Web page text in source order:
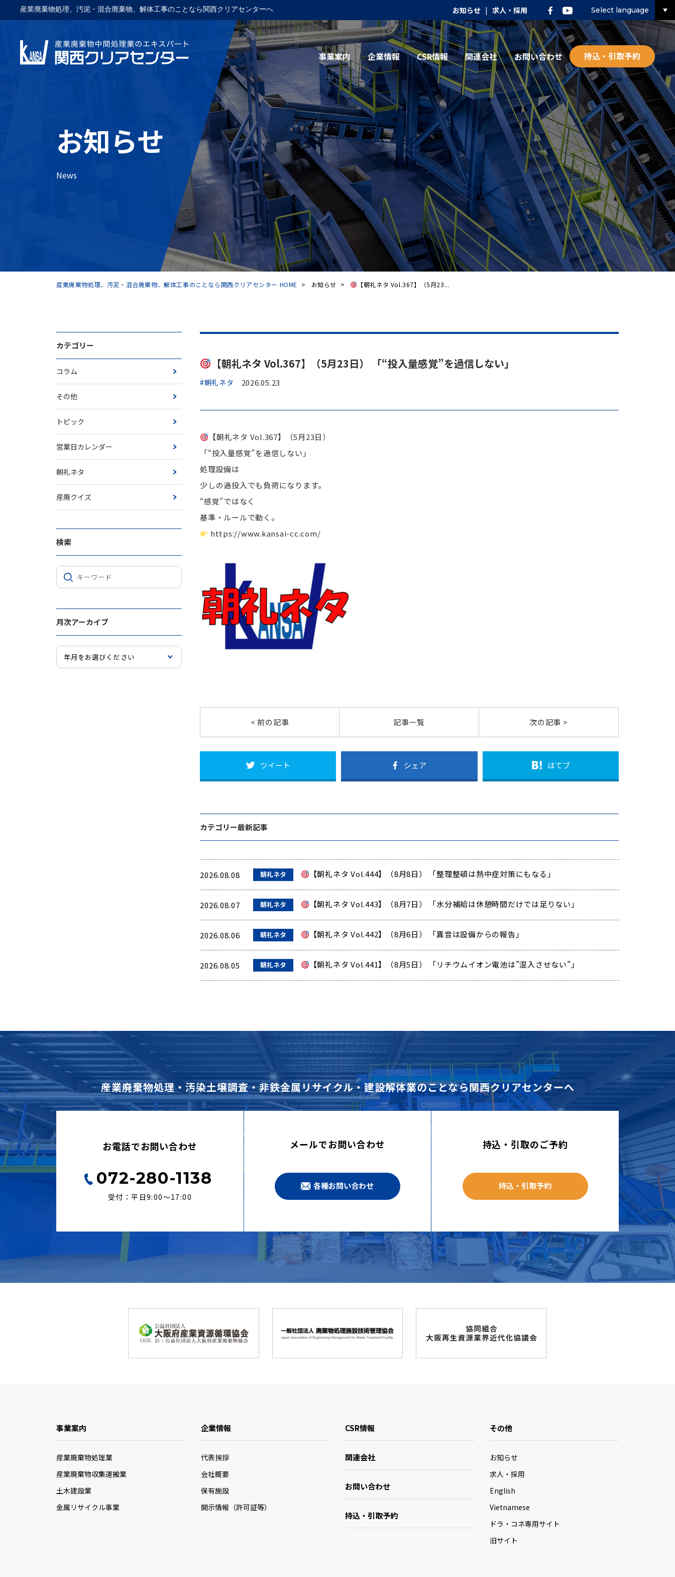
産業廃棄物処理、汚泥・混合廃棄物、解体工事のことなら関西クリアセンターへ お知らせ | 求人・採用 Select language
事業案内 企業情報 CSR情報 関連会社 お問い合わせ 持込・引取予約
お知らせ
News
産業廃棄物処理、汚泥・混合廃棄物、解体工事のことなら関西クリアセンター HOME > お知らせ > 【朝礼ネタ Vol.367】（5月23...
カテゴリー
コラム
その他
トピック
営業日カレンダー
朝礼ネタ
産廃クイズ
検索
月次アーカイブ
【朝礼ネタ Vol.367】（5月23日） 「“投入量感覚”を過信しない」
#朝礼ネタ 2026.05.23
【朝礼ネタ Vol.367】（5月23日）
「“投入量感覚”を過信しない」
処理設備は
少しの過投入でも負荷になります。
“感覚”ではなく
基準・ルールで動く。
https://www.kansai-cc.com/
< 前の記事 記事一覧 次の記事 >
ツイート シェア はてブ
カテゴリー最新記事
2026.08.08 朝礼ネタ 【朝礼ネタ Vol.444】（8月8日） 「整理整頓は熱中症対策にもなる」
2026.08.07 朝礼ネタ 【朝礼ネタ Vol.443】（8月7日） 「水分補給は休憩時間だけでは足りない」
2026.08.06 朝礼ネタ 【朝礼ネタ Vol.442】（8月6日） 「異音は設備からの報告」
2026.08.05 朝礼ネタ 【朝礼ネタ Vol.441】（8月5日） 「リチウムイオン電池は”混入させない”」
産業廃棄物処理・汚染土壌調査・非鉄金属リサイクル・建設解体業のことなら関西クリアセンターへ
お電話でお問い合わせ
072-280-1138
受付：平日9:00〜17:00
メールでお問い合わせ
各種お問い合わせ
持込・引取のご予約
持込・引取予約
事業案内
産業廃棄物処理業
産業廃棄物収集運搬業
土木建設業
金属リサイクル事業
企業情報
代表挨拶
会社概要
保有施設
開示情報（許可証等）
CSR情報
関連会社
お問い合わせ
持込・引取予約
その他
お知らせ
求人・採用
English
Vietnamese
ドラ・コネ専用サイト
旧サイト